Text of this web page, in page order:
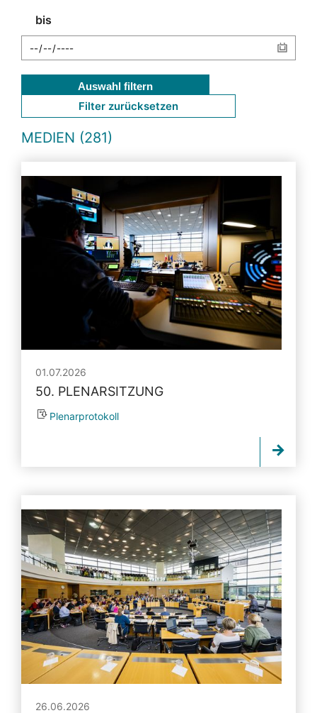
bis
Auswahl filtern
Filter zurücksetzen
MEDIEN (281)
01.07.2026
50. PLENARSITZUNG
Plenarprotokoll
26.06.2026